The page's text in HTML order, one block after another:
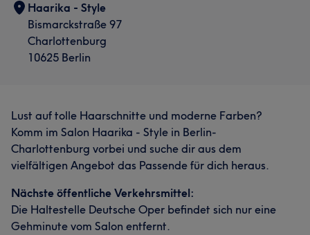
Haarika - Style
Bismarckstraße 97
Charlottenburg
10625 Berlin
Lust auf tolle Haarschnitte und moderne Farben?
Komm im Salon Haarika - Style in Berlin-
Charlottenburg vorbei und suche dir aus dem
vielfältigen Angebot das Passende für dich heraus.
Nächste öffentliche Verkehrsmittel:
Die Haltestelle Deutsche Oper befindet sich nur eine
Gehminute vom Salon entfernt.